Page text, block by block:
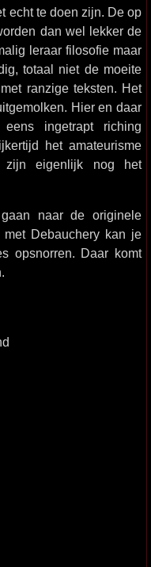
echt te doen zijn. De op
dan wel lekker de
leraar filosofie maar
totaal niet de moeite
ranzige teksten. Het
Hier en daar
ingetrapt riching
het amateurisme
zijn eigenlijk nog het
naar de originele
Debauchery kan je
opsnorren. Daar komt